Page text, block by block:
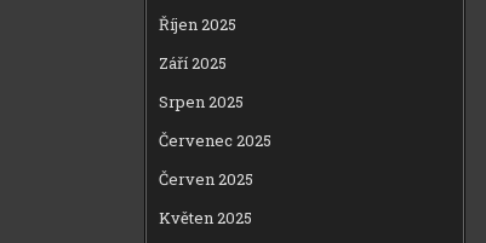
Říjen 2025
Září 2025
Srpen 2025
Červenec 2025
Červen 2025
Květen 2025